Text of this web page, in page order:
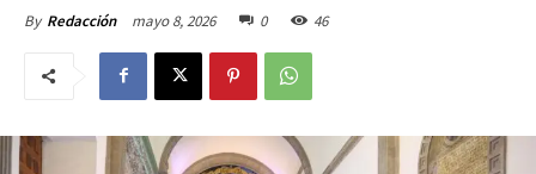
By Redacción mayo 8, 2026 0 46